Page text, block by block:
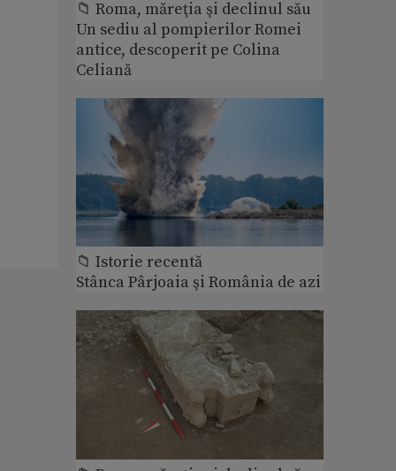
📁 Roma, măreţia şi declinul său
Un sediu al pompierilor Romei
antice, descoperit pe Colina
Celiană
📁 Istorie recentă
Stânca Pârjoaia şi România de azi